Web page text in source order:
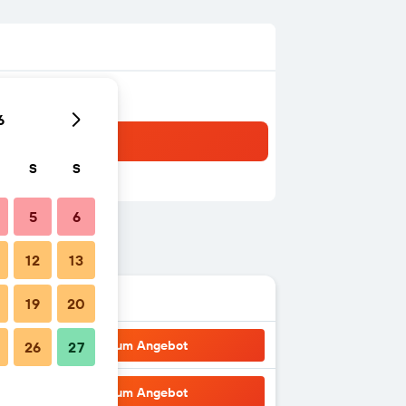
Zum Angebot
Zum Angebot
S S
5 6
12 13
19 20
26 27